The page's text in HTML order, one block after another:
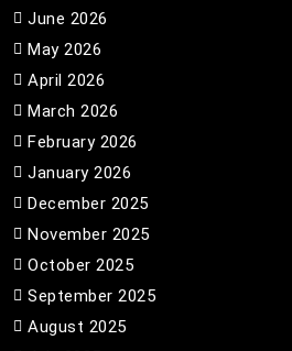
June 2026
May 2026
April 2026
March 2026
February 2026
January 2026
December 2025
November 2025
October 2025
September 2025
August 2025